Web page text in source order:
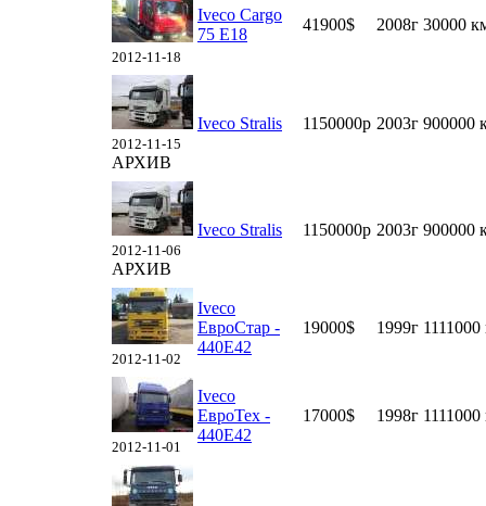
2012-11-18
Iveco Cargo
75 Е18
41900$ 2008г 30000
2012-11-15
АРХИВ
Iveco Stralis 1150000р 2003г 900000
2012-11-06
АРХИВ
Iveco Stralis 1150000р 2003г 900000
2012-11-02
Iveco
ЕвроСтар -
440Е42
19000$ 1999г
2012-11-01
Iveco
ЕвроТех -
440Е42
17000$ 1998г